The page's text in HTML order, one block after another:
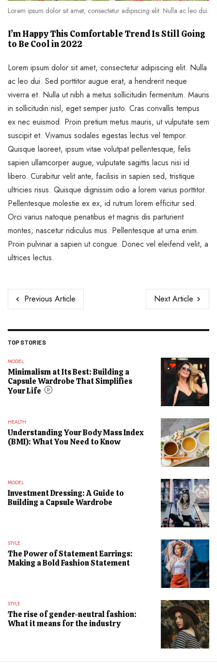
Lorem ipsum dolor sit amet, consectetur adipiscing elit. Nulla ac leo dui.
I’m Happy This Comfortable Trend Is Still Going
to Be Cool in 2022
Lorem ipsum dolor sit amet, consectetur adipiscing elit. Nulla
ac leo dui. Sed porttitor augue erat, a hendrerit neque
viverra et. Nulla ut nibh a metus sollicitudin fermentum. Mauris
in sollicitudin nisl, eget semper justo. Cras convallis tempus
ex nec euismod. Proin pretium metus mauris, ut vulputate sem
suscipit et. Vivamus sodales egestas lectus vel tempor.
Quisque laoreet, ipsum vitae volutpat pellentesque, felis
sapien ullamcorper augue, vulputate sagittis lacus nisi id
libero. Curabitur velit ante, facilisis in sapien sed, tristique
ultricies risus. Quisque dignissim odio a lorem varius porttitor.
Pellentesque molestie ex ex, id rutrum lorem efficitur sed.
Orci varius natoque penatibus et magnis dis parturient
montes, nascetur ridiculus mus. Pellentesque at urna enim.
Proin pulvinar a sapien ut congue. Donec vel eleifend velit, a
ultrices lectus.
TOP STORIES
MODEL
Minimalism at Its Best: Building a
Capsule Wardrobe That Simplifies
Your Life
HEALTH
Understanding Your Body Mass Index
(BMI): What You Need to Know
MODEL
Investment Dressing: A Guide to
Building a Capsule Wardrobe
STYLE
The Power of Statement Earrings:
Making a Bold Fashion Statement
STYLE
The rise of gender-neutral fashion:
What it means for the industry
Previous Article Next Article